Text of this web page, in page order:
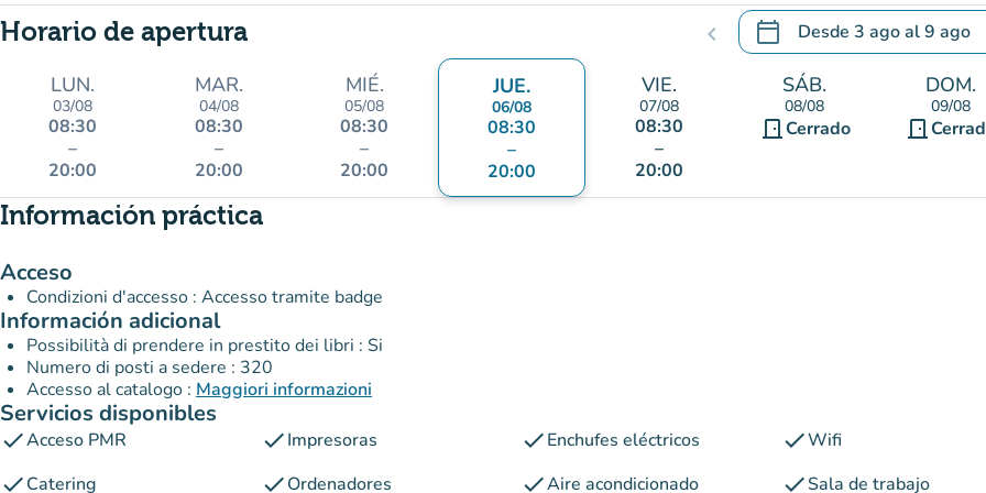
Horario de apertura chevron_left calendar_today Desde 3 agoal9 ago
.Abra el calendario para
LUN.
03/08
08:30
–
20:00
MAR.
04/08
08:30
–
20:00
MIÉ.
05/08
08:30
–
20:00
JUE.
06/08
08:30
–
20:00
VIE.
07/08
08:30
–
20:00
SÁB.
08/08
door_front Cerrado
DOM.
09/08
door_front
Información práctica
Acceso
Condizioni d'accesso : Accesso tramite badge
Información adicional
Possibilità di prendere in prestito dei libri : Si
Numero di posti a sedere : 320
Accesso al catalogo : Maggiori informazioni
Servicios disponibles
checkAcceso PMR checkImpresoras checkEnchufes eléctricos checkWifi
checkCatering checkOrdenadores checkAire acondicionado checkSala de trabajo